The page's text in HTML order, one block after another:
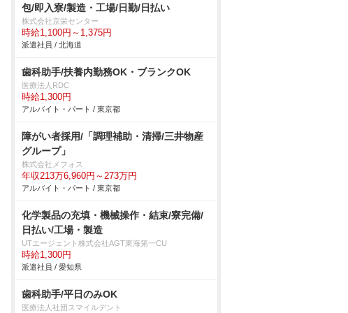
包/即入寮/製造・工場/日勤/日払い
株式会社京栄センター
時給1,100円～1,375円
派遣社員 / 北海道
歯科助手/扶養内勤務OK・ブランクOK
医療法人RDC
時給1,300円
アルバイト・パート / 東京都
障がい者採用/「調理補助・清掃/三井物産
グループ」
株式会社メフォス
年収213万6,960円～273万円
アルバイト・パート / 東京都
化学製品の充填・機械操作・結束/寮完備/
日払い/工場・製造
UTエージェント株式会社AGT東海第一CU
時給1,300円
派遣社員 / 愛知県
歯科助手/平日のみOK
医療法人社団スマイルデント